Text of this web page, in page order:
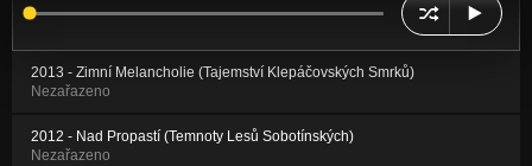
2013 - Zimní Melancholie (Tajemství Klepáčovských Smrků)
Nezařazeno
2012 - Nad Propastí (Temnoty Lesů Sobotínských)
Nezařazeno